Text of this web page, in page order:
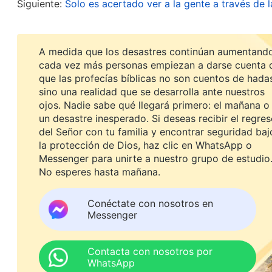
por lo que había orado. No lograba entenderlo, y
antes poseía, el hombre se volvió confuso
(La
la fe?). La revelación de las palabras de Dios me
palabras de Dios también me mostraron que
equivocada. Dado que había considerado a
receptor de estas, cuando Dios no me dio el
importaba en absoluto. Vi lo absurda, ignorante
en que había asistido a reuniones religiosas
grandes bendiciones! Dios te bendecirá si eres
responderá”. Estas cosas que había oído del
rodeaban me impactaron mucho y me hicieron
de Dios y estar libre del sufrimiento mundano.
desear bendiciones, y mucho menos me daba
Siguiente: Solo es acertado ver a la gente a través de
A medida que los desastres continúan
cada vez más personas empiezan a darse cuenta
que las profecías bíblicas no son cuentos de
sino una realidad que se desarrolla ante nuestros
ojos. Nadie sabe qué llegará primero: el mañana o
un desastre inesperado. Si deseas recibir el
del Señor con tu familia y encontrar seguridad
la protección de Dios, haz clic en WhatsApp o
Messenger para unirte a nuestro grupo de estudio.
No esperes hasta mañana.
Conéctate con nosotros en
Messenger
Contacta con nosotros por
WhatsApp